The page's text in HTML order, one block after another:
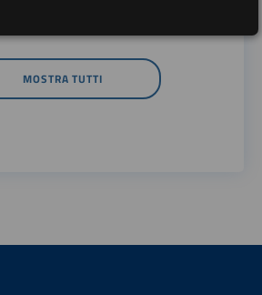
MOSTRA TUTTI